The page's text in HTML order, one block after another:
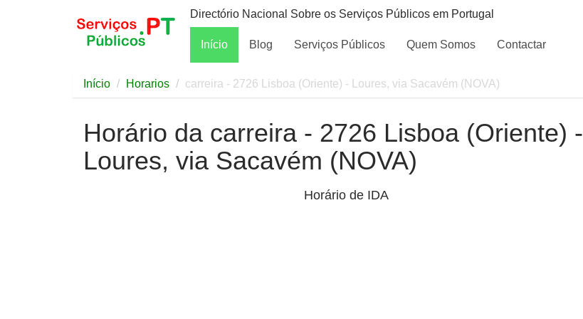
Directório Nacional Sobre os Serviços Públicos em Portugal
Início Blog Serviços Públicos Quem Somos Contactar
Início Horarios carreira - 2726 Lisboa (Oriente) - Loures, via Sacavém (NOVA)
Horário da carreira - 2726 Lisboa (Oriente) -
Loures, via Sacavém (NOVA)
Horário de IDA